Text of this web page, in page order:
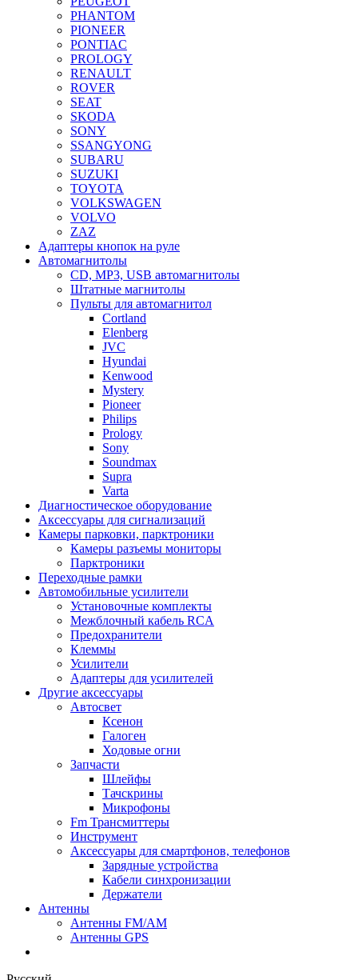
PHANTOM
PIONEER
PONTIAC
PROLOGY
RENAULT
ROVER
SEAT
SKODA
SONY
SSANGYONG
SUBARU
SUZUKI
TOYOTA
VOLKSWAGEN
VOLVO
ZAZ
Адаптеры кнопок на руле
Автомагнитолы
CD, MP3, USB автомагнитолы
Штатные магнитолы
Пульты для автомагнитол
Cortland
Elenberg
JVC
Hyundai
Kenwood
Mystery
Pioneer
Philips
Prology
Sony
Soundmax
Supra
Varta
Диагностическое оборудование
Аксессуары для сигнализаций
Камеры парковки, парктроники
Камеры разъемы мониторы
Парктроники
Переходные рамки
Автомобильные усилители
Установочные комплекты
Межблочный кабель RCA
Предохранители
Клеммы
Усилители
Адаптеры для усилителей
Другие аксессуары
Автосвет
Ксенон
Галоген
Ходовые огни
Запчасти
Шлейфы
Тачскрины
Микрофоны
Fm Трансмиттеры
Инструмент
Аксессуары для смартфонов, телефонов
Зарядные устройства
Кабели синхронизации
Держатели
Антенны
Антенны FM/AM
Антенны GPS